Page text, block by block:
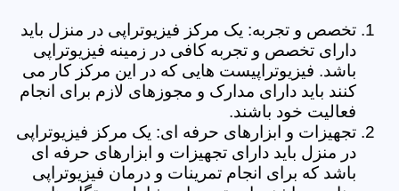
تخصص و تجربه: یک مرکز فیزیوتراپی در منزل باید
دارای تخصص و تجربه کافی در زمینه فیزیوتراپی
باشد. فیزیوتراپیست هایی که در این مرکز کار می
کنند باید دارای مدارک و مجوزهای لازم برای انجام
فعالیت خود باشند.
تجهیزات و ابزارهای حرفه ای: یک مرکز فیزیوتراپی
در منزل باید دارای تجهیزات و ابزارهای حرفه ای
باشد که برای انجام تمرینات و درمان فیزیوتراپی